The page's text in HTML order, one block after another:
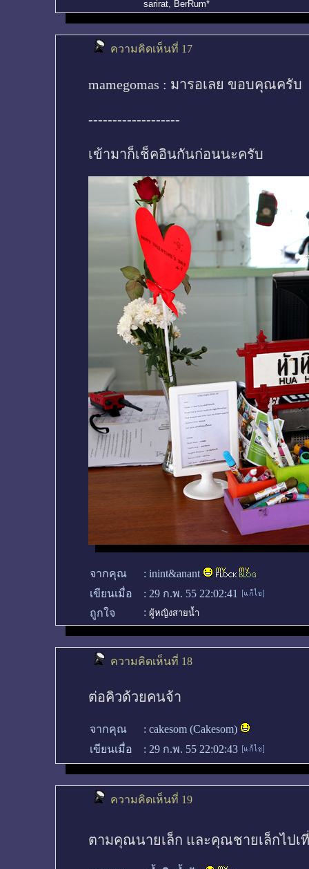
sarirat, BerRum*
ความคิดเห็นที่ 17
mamegomas : มารอเลย ขอบคุณครับ
-------------------
เข้ามาก็เช็คอินกันก่อนนะครับ
จากคุณ : inint&anant
เขียนเมื่อ
: 29 ก.พ. 55 22:02:41
ถูกใจ
: ผู้หญิงสายน้ำ
ความคิดเห็นที่ 18
ต่อคิวด้วยคนจ้า
จากคุณ : cakesom (Cakesom)
เขียนเมื่อ
: 29 ก.พ. 55 22:02:43
ความคิดเห็นที่ 19
ตามคุณนายเล็ก และคุณชายเล็กไปเ